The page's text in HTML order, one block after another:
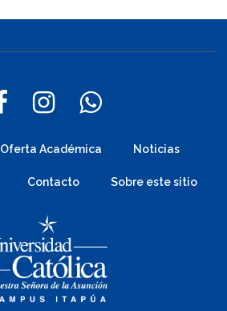
Oferta Académica Noticias
Contacto Sobre este sitio